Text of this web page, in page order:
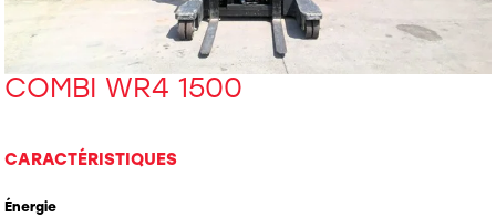
COMBI WR4 1500
CARACTÉRISTIQUES
Énergie